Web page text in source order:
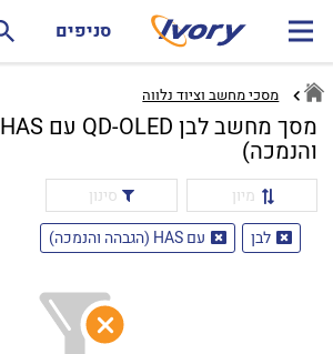
סניפים
מסכי מחשב וציוד נלווה
והנמכה)
מיון
סינון
לבן
עם HAS (הגבהה והנמכה)